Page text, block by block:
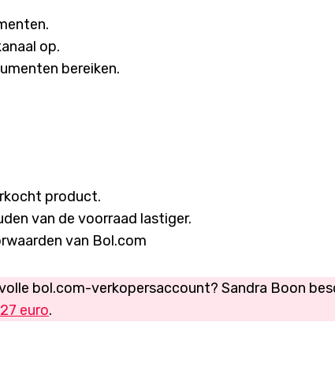
op.
bereiken.
product.
van de voorraad lastiger.
van Bol.com
bol.com-verkopersaccount? Sandra Boon
euro.